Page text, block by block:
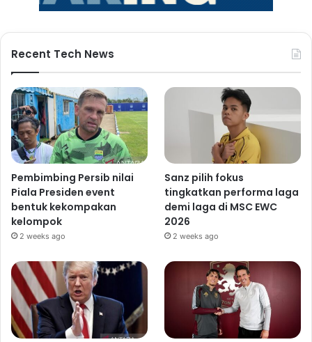
Recent Tech News
Pembimbing Persib nilai
Piala Presiden event
bentuk kekompakan
kelompok
2 weeks ago
Sanz pilih fokus
tingkatkan performa laga
demi laga di MSC EWC
2026
2 weeks ago